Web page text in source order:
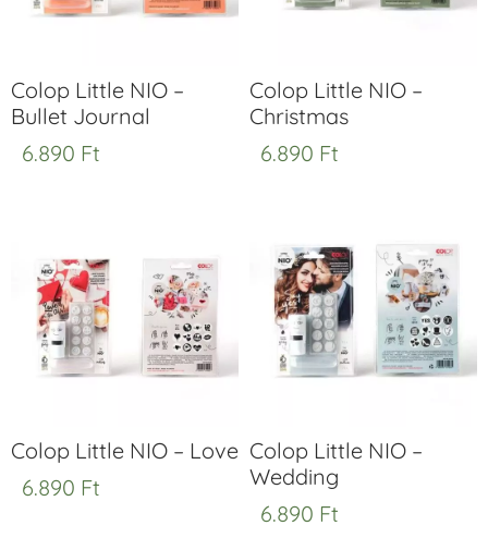
Colop Little NIO –
Bullet Journal
6.890 Ft
Colop Little NIO –
Christmas
6.890 Ft
Colop Little NIO – Love
6.890 Ft
Colop Little NIO –
Wedding
6.890 Ft